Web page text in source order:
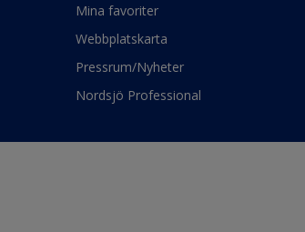
Mina favoriter
Webbplatskarta
Pressrum/Nyheter
Nordsjö Professional